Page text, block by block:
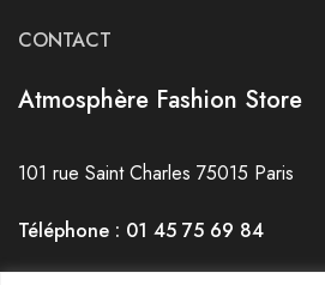
CONTACT
Atmosphère Fashion Store
101 rue Saint Charles 75015 Paris
Téléphone : 01 45 75 69 84